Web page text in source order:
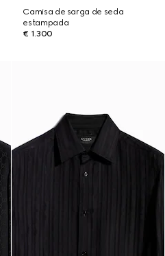
Camisa de sarga de seda
estampada
€ 1.300